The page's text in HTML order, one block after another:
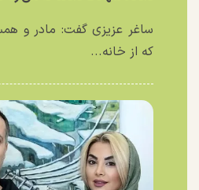
ساغر عزیزی گفت: مادر و
که از خانه...